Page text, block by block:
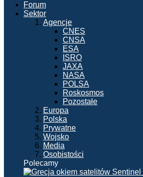
Forum
Sektor
Agencje
CNES
CNSA
ESA
ISRO
JAXA
NASA
POLSA
Roskosmos
Pozostałe
Europa
Polska
Prywatne
Wojsko
Media
Osobistości
Polecamy